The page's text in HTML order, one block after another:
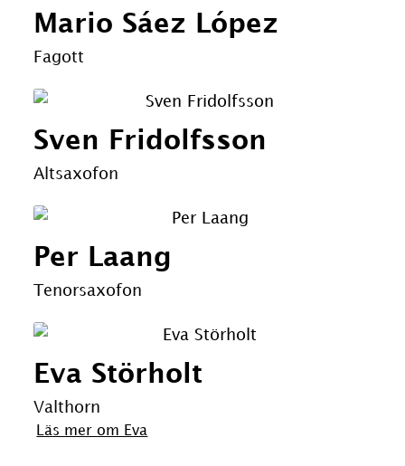
Mario Sáez López
Fagott
Sven Fridolfsson
Altsaxofon
Per Laang
Tenorsaxofon
Eva Störholt
Valthorn
Läs mer om Eva